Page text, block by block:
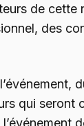
de cette
des
qui seront